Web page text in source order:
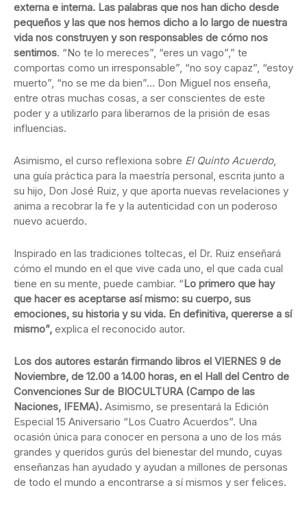
externa e interna. Las palabras que nos han dicho desde
pequeños y las que nos hemos dicho a lo largo de nuestra
vida nos construyen y son responsables de cómo nos
sentimos. “No te lo mereces”, “eres un vago”,” te
comportas como un irresponsable”, “no soy capaz”, “estoy
muerto”, “no se me da bien”… Don Miguel nos enseña,
entre otras muchas cosas, a ser conscientes de este
poder y a utilizarlo para liberarnos de la prisión de esas
influencias.
Asimismo, el curso reflexiona sobre El Quinto Acuerdo,
una guía práctica para la maestría personal, escrita junto a
su hijo, Don José Ruiz, y que aporta nuevas revelaciones y
anima a recobrar la fe y la autenticidad con un poderoso
nuevo acuerdo.
Inspirado en las tradiciones toltecas, el Dr. Ruiz enseñará
cómo el mundo en el que vive cada uno, el que cada cual
tiene en su mente, puede cambiar. “Lo primero que hay
que hacer es aceptarse así mismo: su cuerpo, sus
emociones, su historia y su vida. En definitiva, quererse a sí
mismo”, explica el reconocido autor.
Los dos autores estarán firmando libros el VIERNES 9 de
Noviembre, de 12.00 a 14.00 horas, en el Hall del Centro de
Convenciones Sur de BIOCULTURA (Campo de las
Naciones, IFEMA). Asimismo, se presentará la Edición
Especial 15 Aniversario “Los Cuatro Acuerdos”. Una
ocasión única para conocer en persona a uno de los más
grandes y queridos gurús del bienestar del mundo, cuyas
enseñanzas han ayudado y ayudan a millones de personas
de todo el mundo a encontrarse a sí mismos y ser felices.